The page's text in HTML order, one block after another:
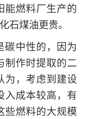
能燃料厂生产的
石煤油更贵。
碳中性的，因为
制作时提取的二
为，考虑到建设
入成本较高，有
些燃料的大规模